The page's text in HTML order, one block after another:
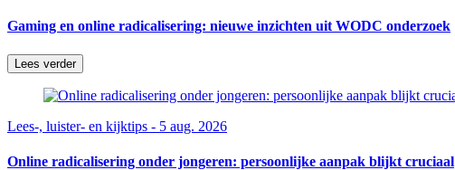
Gaming en online radicalisering: nieuwe inzichten uit WODC onderzoek
Lees verder
Lees-, luister- en kijktips - 5 aug. 2026
Online radicalisering onder jongeren: persoonlijke aanpak blijkt cruciaal